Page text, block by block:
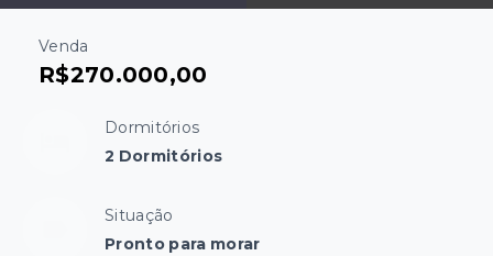
Venda
R$270.000,00
Dormitórios
2 Dormitórios
Situação
Pronto para morar